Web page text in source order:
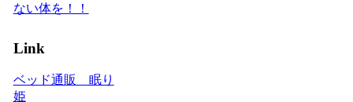
ない体を！！
Link
ベッド通販 眠り
姫